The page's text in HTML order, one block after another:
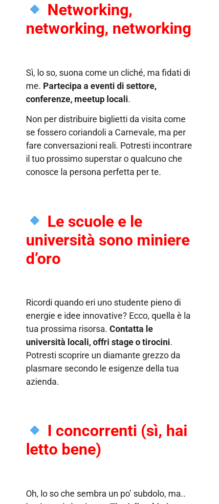
Networking,
networking, networking
Sì, lo so, suona come un cliché, ma fidati di
me. Partecipa a eventi di settore,
conferenze, meetup locali.
Non per distribuire biglietti da visita come
se fossero coriandoli a Carnevale, ma per
fare conversazioni reali. Potresti incontrare
il tuo prossimo superstar o qualcuno che
conosce la persona perfetta per te.
Le scuole e le
università sono miniere
d’oro
Ricordi quando eri uno studente pieno di
energie e idee innovative? Ecco, quella è la
tua prossima risorsa. Contatta le
università locali, offri stage o tirocini.
Potresti scoprire un diamante grezzo da
plasmare secondo le esigenze della tua
azienda.
I concorrenti (sì, hai
letto bene)
Oh, lo so che sembra un po’ subdolo, ma..